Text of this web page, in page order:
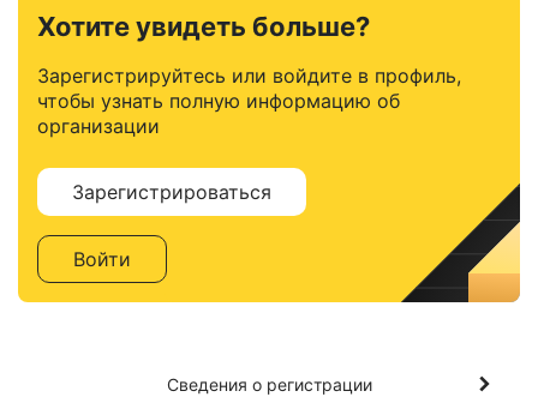
Хотите увидеть больше?
Зарегистрируйтесь или войдите в профиль,
чтобы узнать полную информацию об
организации
Зарегистрироваться
Войти
Сведения о регистрации